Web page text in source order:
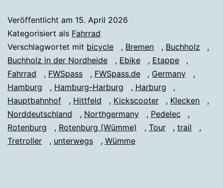
Veröffentlicht am 15. April 2026
Kategorisiert als Fahrrad
Verschlagwortet mit bicycle , Bremen , Buchholz
,
Buchholz in der Nordheide
, Ebike , Etappe
,
Fahrrad
, FWSpass , FWSpass.de , Germany
,
Hamburg
, Hamburg-Harburg , Harburg
,
Hauptbahnhof
, Hittfeld , Kickscooter , Klecken
,
Norddeutschland
, Northgermany , Pedelec
,
Rotenburg
, Rotenburg (Wümme) , Tour ,trail
,
Tretroller
, unterwegs , Wümme